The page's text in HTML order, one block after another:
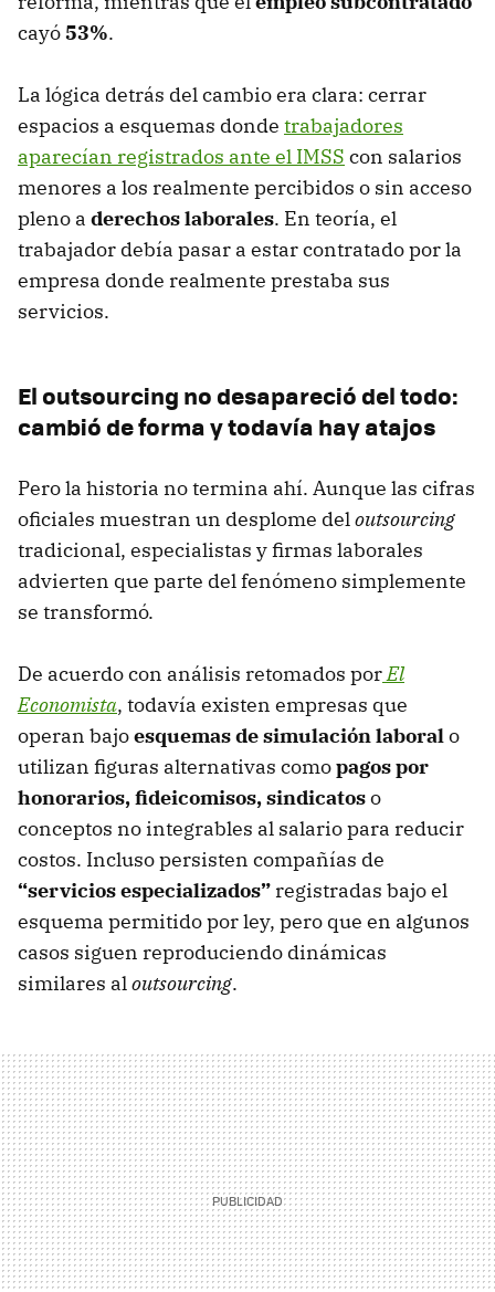
cayó53%.
La lógica detrás del cambio era clara: cerrar
espacios a esquemas donde trabajadores
aparecían registrados ante el IMSS con salarios
menores a los realmente percibidos o sin acceso
pleno a derechos laborales. En teoría, el
trabajador debía pasar a estar contratado por la
empresa donde realmente prestaba sus
servicios.
El outsourcing no desapareció del todo:
cambió de forma y todavía hay atajos
Pero la historia no termina ahí. Aunque las cifras
oficiales muestran un desplome deloutsourcing
tradicional, especialistas y firmas laborales
advierten que parte del fenómeno simplemente
se transformó.
De acuerdo con análisis retomados porEl
Economista, todavía existen empresas que
operan bajoesquemas de simulación laboralo
utilizan figuras alternativas comopagos por
honorarios, fideicomisos, sindicatoso
conceptos no integrables al salario para reducir
costos. Incluso persisten compañías de
“servicios especializados” registradas bajo el
esquema permitido por ley, pero que en algunos
casos siguen reproduciendo dinámicas
similares aloutsourcing.